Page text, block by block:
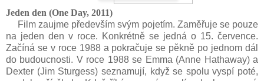
Jeden den (One Day, 2011)
Film zaujme především svým pojetím. Zaměřuje se pouze
na jeden den v roce. Konkrétně se jedná o 15. července.
Začíná se v roce 1988 a pokračuje se pěkně po jednom dál
do budoucnosti. V roce 1988 se Emma (Anne Hathaway) a
Dexter (Jim Sturgess) seznamují, když se spolu vyspí poté,